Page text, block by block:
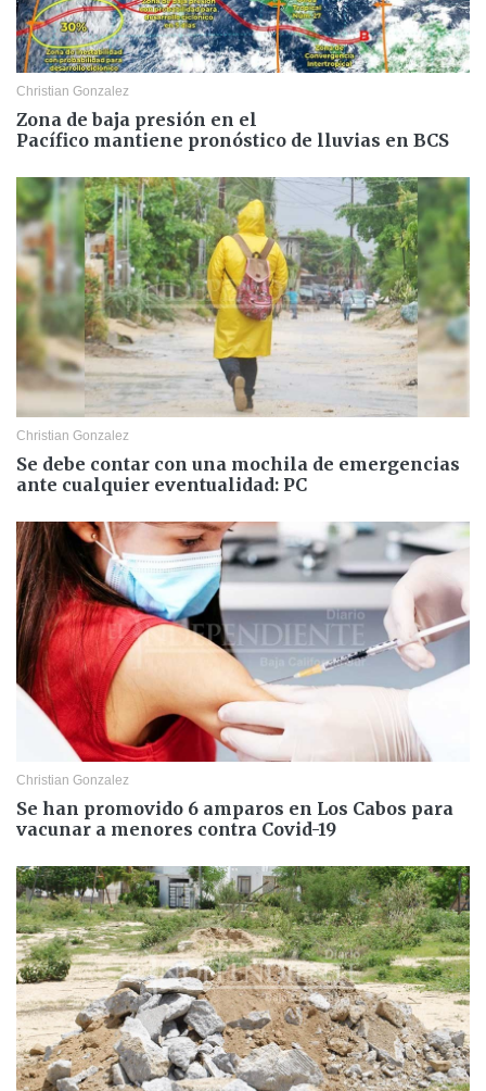
Christian Gonzalez
Zona de baja presión en el
Pacífico mantiene pronóstico de lluvias en BCS
Christian Gonzalez
Se debe contar con una mochila de emergencias
ante cualquier eventualidad: PC
Christian Gonzalez
Se han promovido 6 amparos en Los Cabos para
vacunar a menores contra Covid-19